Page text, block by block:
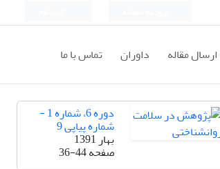
ارسال مقاله داوران تماس با ما
دوره 6، شماره 1 -
شماره پیاپی 9
بهار 1391
صفحه36-44